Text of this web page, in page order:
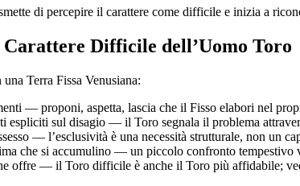
di percepire il carattere come difficile e inizia a
Difficile dell’Uomo Toro
Terra Fissa Venusiana:
— proponi, aspetta, lascia che il Fisso elabori nel
espliciti sul disagio — il Toro segnala il problema
— l’esclusività è una necessità strutturale, non un
che si accumulino — un piccolo confronto tempestivo
offre — il Toro difficile è anche il Toro più affidabile;